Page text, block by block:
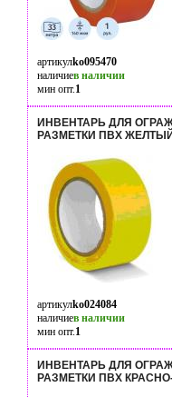
артикулko095470
наличиев наличии
мин опт.1
ИНВЕНТАРЬ ДЛЯ
РАЗМЕТКИ ПВХ ЖЕЛТЫЙ
артикулko024084
наличиев наличии
мин опт.1
ИНВЕНТАРЬ ДЛЯ
РАЗМЕТКИ ПВХ